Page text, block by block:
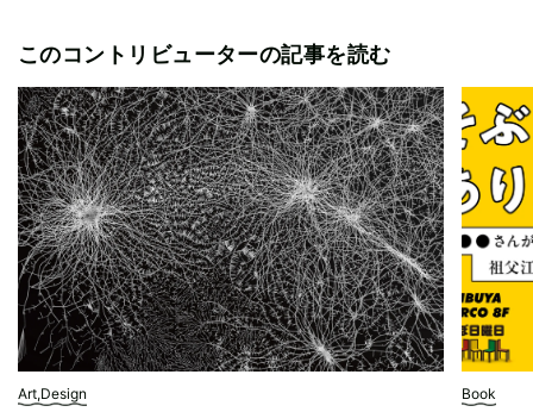
このコントリビューターの記事を読む
Art,Design Book